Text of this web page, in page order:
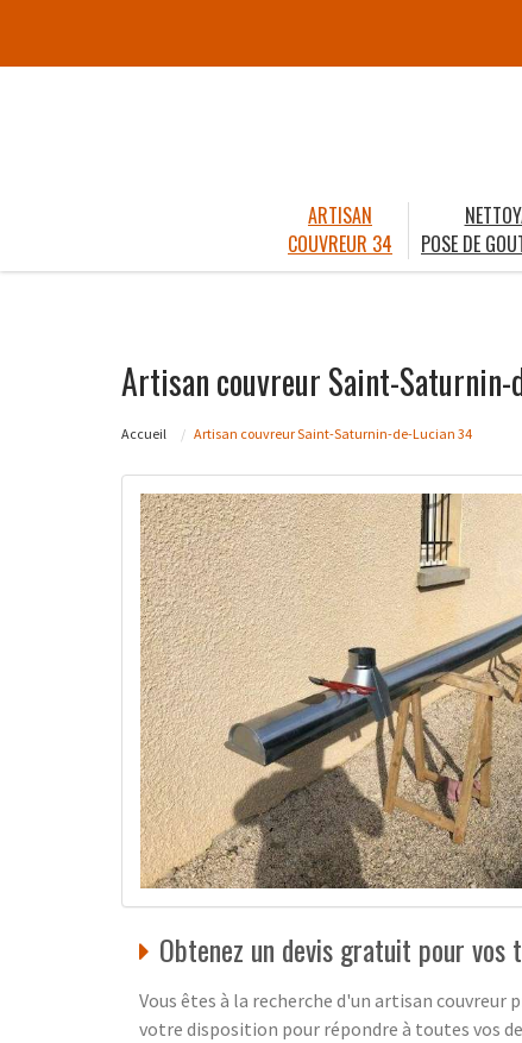
ARTISAN
COUVREUR 34
POSE DE
Artisan couvreur Saint-Saturnin-
Accueil Artisan couvreur Saint-Saturnin-de-Lucian 34
Obtenez un devis gratuit pour
Vous êtes à la recherche d'un artisan
votre disposition pour répondre à toutes vos